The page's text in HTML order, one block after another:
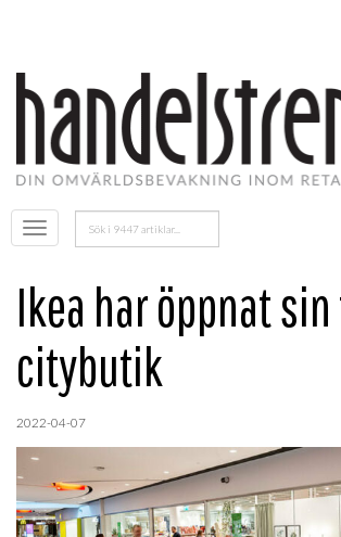
Öppna
menyn
Sök
efter:
Ikea har öppnat
citybutik
2022-04-07